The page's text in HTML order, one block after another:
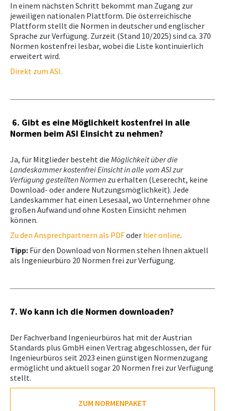
In einem nächsten Schritt bekommt man Zugang zur
jeweiligen nationalen Plattform. Die österreichische
Plattform stellt die Normen in deutscher und englischer
Sprache zur Verfügung. Zurzeit (Stand 10/2025) sind ca. 370
Normen kostenfrei lesbar, wobei die Liste kontinuierlich
erweitert wird.
Direkt zum ASI.
6. Gibt es eine Möglichkeit kostenfrei in alle
Normen beim ASI Einsicht zu nehmen?
Ja, für Mitglieder besteht die Möglichkeit über die
Landeskammer kostenfrei Einsicht in alle vom ASI zur
Verfügung gestellten Normen zu erhalten (Leserecht, keine
Download- oder andere Nutzungsmöglichkeit). Jede
Landeskammer hat einen Lesesaal, wo Unternehmer ohne
großen Aufwand und ohne Kosten Einsicht nehmen
können.
Zu den Ansprechpartnern als PDFoder hier online.
Tipp: Für den Download von Normen stehen Ihnen aktuell
als Ingenieurbüro 20 Normen frei zur Verfügung.
7. Wo kann ich die Normen downloaden?
Der Fachverband Ingenieurbüros hat mit der Austrian
Standards plus GmbH einen Vertrag abgeschlossen, der für
Ingenieurbüros seit 2023 einen günstigen Normenzugang
ermöglicht und aktuell sogar 20 Normen frei zur Verfügung
stellt.
ZUM NORMENPAKET